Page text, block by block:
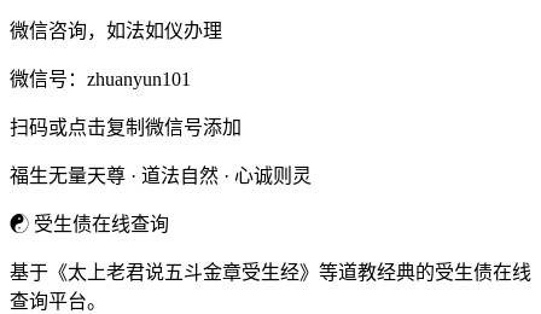
微信咨询，如法如仪办理
微信号： zhuanyun101
扫码或点击复制微信号添加
福生无量天尊 · 道法自然 · 心诚则灵
☯ 受生债在线查询
基于《太上老君说五斗金章受生经》等道教经典的受生债在线
查询平台。